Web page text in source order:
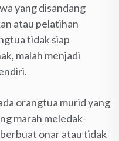
yang disandang
atau pelatihan
tidak siap
malah menjadi
orangtua murid yang
marah meledak-
onar atau tidak